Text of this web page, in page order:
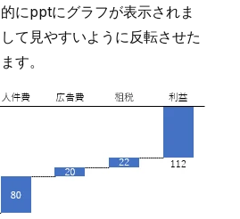
にpptにグラフが表示されま
て見やすいように反転させた
す。